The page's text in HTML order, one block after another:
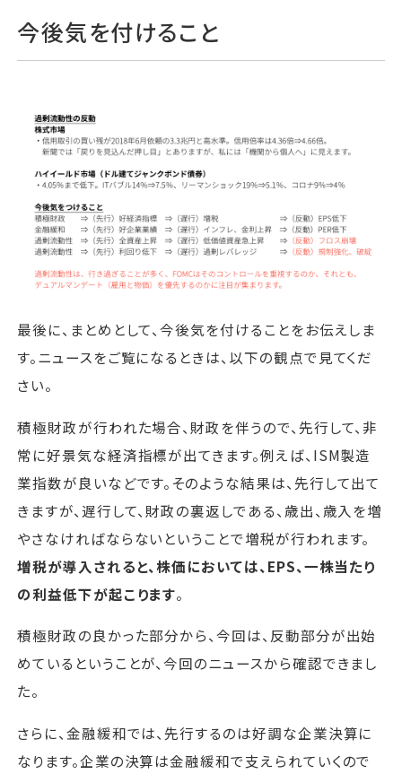
今後気を付けること
最後に、まとめとして、今後気を付けることをお伝えしま
す。ニュースをご覧になるときは、以下の観点で見てくだ
さい。
積極財政が行われた場合、財政を伴うので、先行して、非
常に好景気な経済指標が出てきます。例えば、ISM製造
業指数が良いなどです。そのような結果は、先行して出て
きますが、遅行して、財政の裏返しである、歳出、歳入を増
やさなければならないということで増税が行われます。
増税が導入されると、株価においては、EPS、一株当たり
の利益低下が起こります。
積極財政の良かった部分から、今回は、反動部分が出始
めているということが、今回のニュースから確認できまし
た。
さらに、金融緩和では、先行するのは好調な企業決算に
なります。企業の決算は金融緩和で支えられていくので